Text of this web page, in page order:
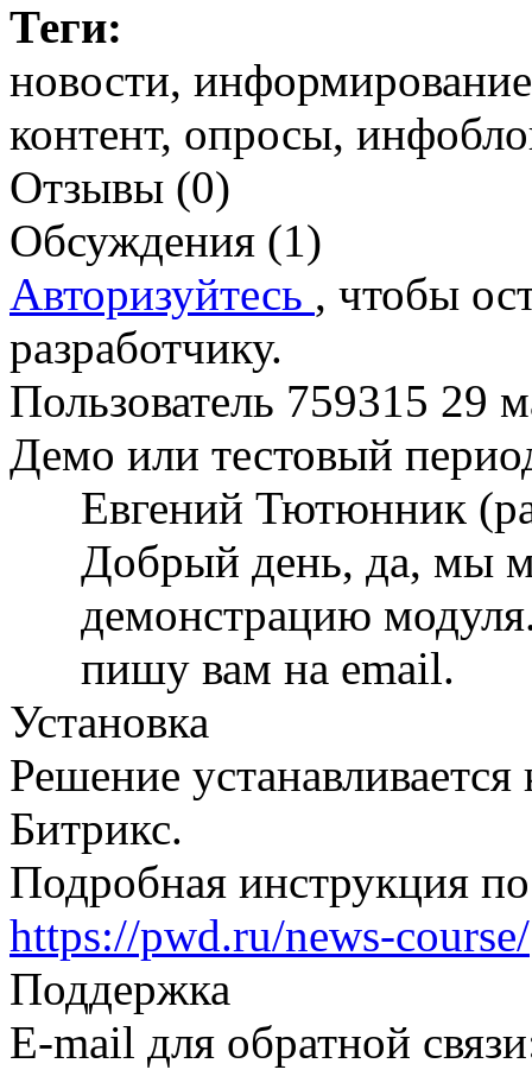
Теги:
новости,
контент, опросы,
Отзывы (0)
Обсуждения (1)
Авторизуйтесь , чтобы
разработчику.
Пользователь 759315 29
Демо или тестовый
Евгений Тютюнник
Добрый день, да, мы
демонстрацию
пишу вам на email.
Установка
Решение
Битрикс.
Подробная инструкция
https://pwd.ru/news-course/
Поддержка
E-mail для обратной